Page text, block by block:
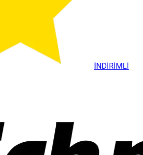
İNDİRİMLİ